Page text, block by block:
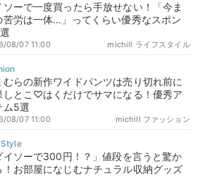
ソーで一度買ったら手放せない！「今ま
苦労は一体…」ってくらい優秀なスポン
michill ライフスタイル
08/07 11:00
むらの新作ワイドパンツは売り切れ前に
しとこ♡はくだけでサマになる！優秀ア
ム5選
michill ファッション
08/07 11:00
イソーで300円！？」値段を言うと驚か
！お部屋になじむナチュラル収納グッズ